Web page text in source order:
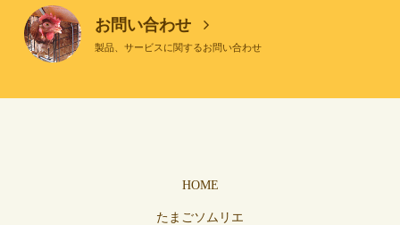
お問い合わせ
製品、サービスに関するお問い合わせ
HOME
たまごソムリエ